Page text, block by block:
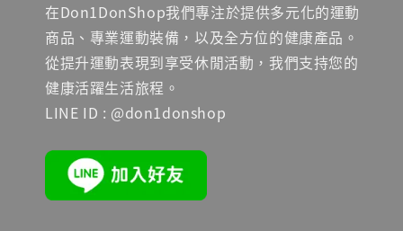
在Don1DonShop我們專注於提供多元化的運動
商品、專業運動裝備，以及全方位的健康產品。
從提升運動表現到享受休閒活動，我們支持您的
健康活躍生活旅程。
LINE ID : @don1donshop